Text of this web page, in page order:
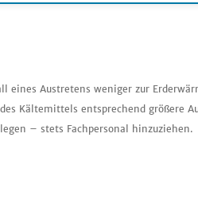
Austretens weniger zur
Kältemittels entsprechend größere
– stets Fachpersonal hinzuziehen.